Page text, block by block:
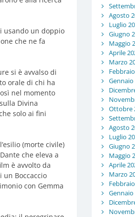
usando un doppio
che ne fa
si è avvalso di
orale di chi ha
nel momento
Divina
solo ai fini
(morte civile)
che eleva a
è avvolto da
un Boccaccio
con Gemma
Agosto
Luglio
Giugno
Maggio
Aprile
Marzo
Gennaio
Ottobre
Agosto
Luglio
Giugno
Maggio
Aprile
Marzo
Gennaio